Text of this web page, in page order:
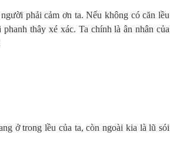
phải cảm ơn ta. Nếu không có căn lều
thây xé xác. Ta chính là ân nhân của
ở trong lều của ta, còn ngoài kia là lũ sói